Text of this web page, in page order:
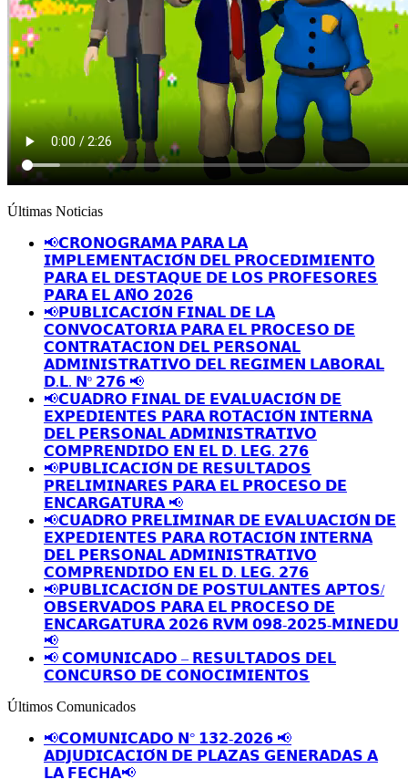
Últimas Noticias
📢𝗖𝗥𝗢𝗡𝗢𝗚𝗥𝗔𝗠𝗔 𝗣𝗔𝗥𝗔 𝗟𝗔
𝗜𝗠𝗣𝗟𝗘𝗠𝗘𝗡𝗧𝗔𝗖𝗜𝗢́𝗡 𝗗𝗘𝗟 𝗣𝗥𝗢𝗖𝗘𝗗𝗜𝗠𝗜𝗘𝗡𝗧𝗢
𝗣𝗔𝗥𝗔 𝗘𝗟 𝗗𝗘𝗦𝗧𝗔𝗤𝗨𝗘 𝗗𝗘 𝗟𝗢𝗦 𝗣𝗥𝗢𝗙𝗘𝗦𝗢𝗥𝗘𝗦
𝗣𝗔𝗥𝗔 𝗘𝗟 𝗔𝗡̃𝗢 𝟮𝟬𝟮𝟲
📢𝗣𝗨𝗕𝗟𝗜𝗖𝗔𝗖𝗜𝗢́𝗡 𝗙𝗜𝗡𝗔𝗟 𝗗𝗘 𝗟𝗔
𝗖𝗢𝗡𝗩𝗢𝗖𝗔𝗧𝗢𝗥𝗜𝗔 𝗣𝗔𝗥𝗔 𝗘𝗟 𝗣𝗥𝗢𝗖𝗘𝗦𝗢 𝗗𝗘
𝗖𝗢𝗡𝗧𝗥𝗔𝗧𝗔𝗖𝗜𝗢𝗡 𝗗𝗘𝗟 𝗣𝗘𝗥𝗦𝗢𝗡𝗔𝗟
𝗔𝗗𝗠𝗜𝗡𝗜𝗦𝗧𝗥𝗔𝗧𝗜𝗩𝗢 𝗗𝗘𝗟 𝗥𝗘𝗚𝗜𝗠𝗘𝗡 𝗟𝗔𝗕𝗢𝗥𝗔𝗟
𝗗.𝗟. 𝗡º 𝟮𝟳𝟲 📢
📢𝗖𝗨𝗔𝗗𝗥𝗢 𝗙𝗜𝗡𝗔𝗟 𝗗𝗘 𝗘𝗩𝗔𝗟𝗨𝗔𝗖𝗜𝗢́𝗡 𝗗𝗘
𝗘𝗫𝗣𝗘𝗗𝗜𝗘𝗡𝗧𝗘𝗦 𝗣𝗔𝗥𝗔 𝗥𝗢𝗧𝗔𝗖𝗜𝗢́𝗡 𝗜𝗡𝗧𝗘𝗥𝗡𝗔
𝗗𝗘𝗟 𝗣𝗘𝗥𝗦𝗢𝗡𝗔𝗟 𝗔𝗗𝗠𝗜𝗡𝗜𝗦𝗧𝗥𝗔𝗧𝗜𝗩𝗢
𝗖𝗢𝗠𝗣𝗥𝗘𝗡𝗗𝗜𝗗𝗢 𝗘𝗡 𝗘𝗟 𝗗. 𝗟𝗘𝗚. 𝟮𝟳𝟲
📢𝗣𝗨𝗕𝗟𝗜𝗖𝗔𝗖𝗜𝗢́𝗡 𝗗𝗘 𝗥𝗘𝗦𝗨𝗟𝗧𝗔𝗗𝗢𝗦
𝗣𝗥𝗘𝗟𝗜𝗠𝗜𝗡𝗔𝗥𝗘𝗦 𝗣𝗔𝗥𝗔 𝗘𝗟 𝗣𝗥𝗢𝗖𝗘𝗦𝗢 𝗗𝗘
𝗘𝗡𝗖𝗔𝗥𝗚𝗔𝗧𝗨𝗥𝗔 📢
📢𝗖𝗨𝗔𝗗𝗥𝗢 𝗣𝗥𝗘𝗟𝗜𝗠𝗜𝗡𝗔𝗥 𝗗𝗘 𝗘𝗩𝗔𝗟𝗨𝗔𝗖𝗜𝗢́𝗡 𝗗𝗘
𝗘𝗫𝗣𝗘𝗗𝗜𝗘𝗡𝗧𝗘𝗦 𝗣𝗔𝗥𝗔 𝗥𝗢𝗧𝗔𝗖𝗜𝗢́𝗡 𝗜𝗡𝗧𝗘𝗥𝗡𝗔
𝗗𝗘𝗟 𝗣𝗘𝗥𝗦𝗢𝗡𝗔𝗟 𝗔𝗗𝗠𝗜𝗡𝗜𝗦𝗧𝗥𝗔𝗧𝗜𝗩𝗢
𝗖𝗢𝗠𝗣𝗥𝗘𝗡𝗗𝗜𝗗𝗢 𝗘𝗡 𝗘𝗟 𝗗. 𝗟𝗘𝗚. 𝟮𝟳𝟲
📢𝗣𝗨𝗕𝗟𝗜𝗖𝗔𝗖𝗜𝗢́𝗡 𝗗𝗘 𝗣𝗢𝗦𝗧𝗨𝗟𝗔𝗡𝗧𝗘𝗦 𝗔𝗣𝗧𝗢𝗦/
𝗢𝗕𝗦𝗘𝗥𝗩𝗔𝗗𝗢𝗦 𝗣𝗔𝗥𝗔 𝗘𝗟 𝗣𝗥𝗢𝗖𝗘𝗦𝗢 𝗗𝗘
𝗘𝗡𝗖𝗔𝗥𝗚𝗔𝗧𝗨𝗥𝗔 𝟮𝟬𝟮𝟲 𝗥𝗩𝗠 𝟬𝟵𝟴-𝟮𝟬𝟮𝟱-𝗠𝗜𝗡𝗘𝗗𝗨
📢
📢 𝗖𝗢𝗠𝗨𝗡𝗜𝗖𝗔𝗗𝗢 – 𝗥𝗘𝗦𝗨𝗟𝗧𝗔𝗗𝗢𝗦 𝗗𝗘𝗟
𝗖𝗢𝗡𝗖𝗨𝗥𝗦𝗢 𝗗𝗘 𝗖𝗢𝗡𝗢𝗖𝗜𝗠𝗜𝗘𝗡𝗧𝗢𝗦
Últimos Comunicados
📢𝗖𝗢𝗠𝗨𝗡𝗜𝗖𝗔𝗗𝗢 𝗡° 𝟭𝟯𝟮-𝟮𝟬𝟮𝟲 📢
𝗔𝗗𝗝𝗨𝗗𝗜𝗖𝗔𝗖𝗜𝗢́𝗡 𝗗𝗘 𝗣𝗟𝗔𝗭𝗔𝗦 𝗚𝗘𝗡𝗘𝗥𝗔𝗗𝗔𝗦 𝗔
𝗟𝗔 𝗙𝗘𝗖𝗛𝗔📢